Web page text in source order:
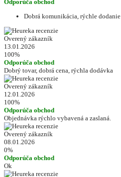
Odporúča obchod
Dobrá komunikácia, rýchle dodanie
Overený zákazník
13.01.2026
100%
Odporúča obchod
Dobrý tovar, dobrá cena, rýchla dodávka
Overený zákazník
12.01.2026
100%
Odporúča obchod
Objednávka rýchlo vybavená a zaslaná.
Overený zákazník
08.01.2026
0%
Odporúča obchod
Ok